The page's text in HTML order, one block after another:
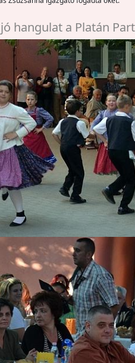
hangulat a Platán